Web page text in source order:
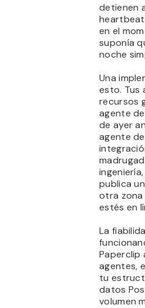
detienen
en el
suponía
noche
Una
esto. Tus
recursos
agente
de ayer
agente
publica
otra zona
estés en
La
Paperclip
agentes,
tu
datos
volumen